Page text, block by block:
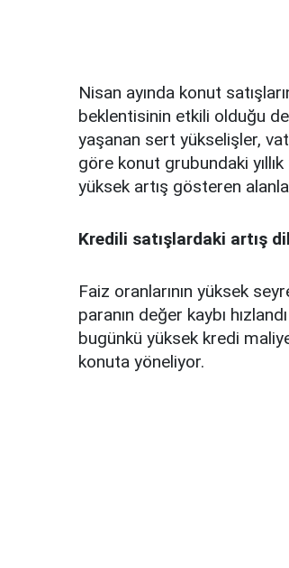
Nisan ayında konut
beklentisinin etkili olduğu
yaşanan sert yükselişler,
göre konut grubundaki
yüksek artış gösteren
Kredili satışlardaki artış
Faiz oranlarının yüksek
paranın değer kaybı
bugünkü yüksek kredi
konuta yöneliyor.